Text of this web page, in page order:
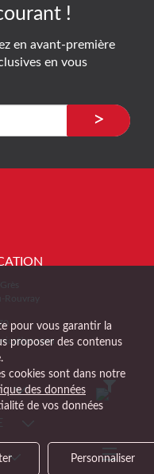
!
en avant-première
en vous
>
pour vous garantir la
proposer des contenus
cookies sont dans notre
des données
de vos données
Personnaliser